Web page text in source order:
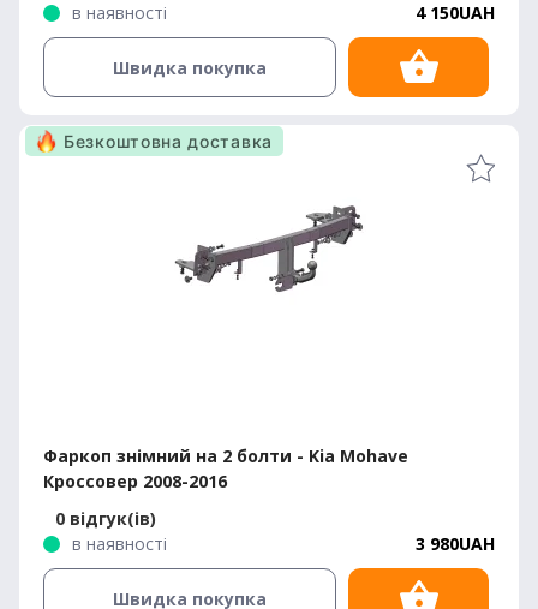
в наявності
4 150UAH
Швидка покупка
Фаркоп знімний на 2 болти - Kia Mohave
Кроссовер 2008-2016
0 відгук(ів)
в наявності
3 980UAH
Безкоштовна доставка
Швидка покупка